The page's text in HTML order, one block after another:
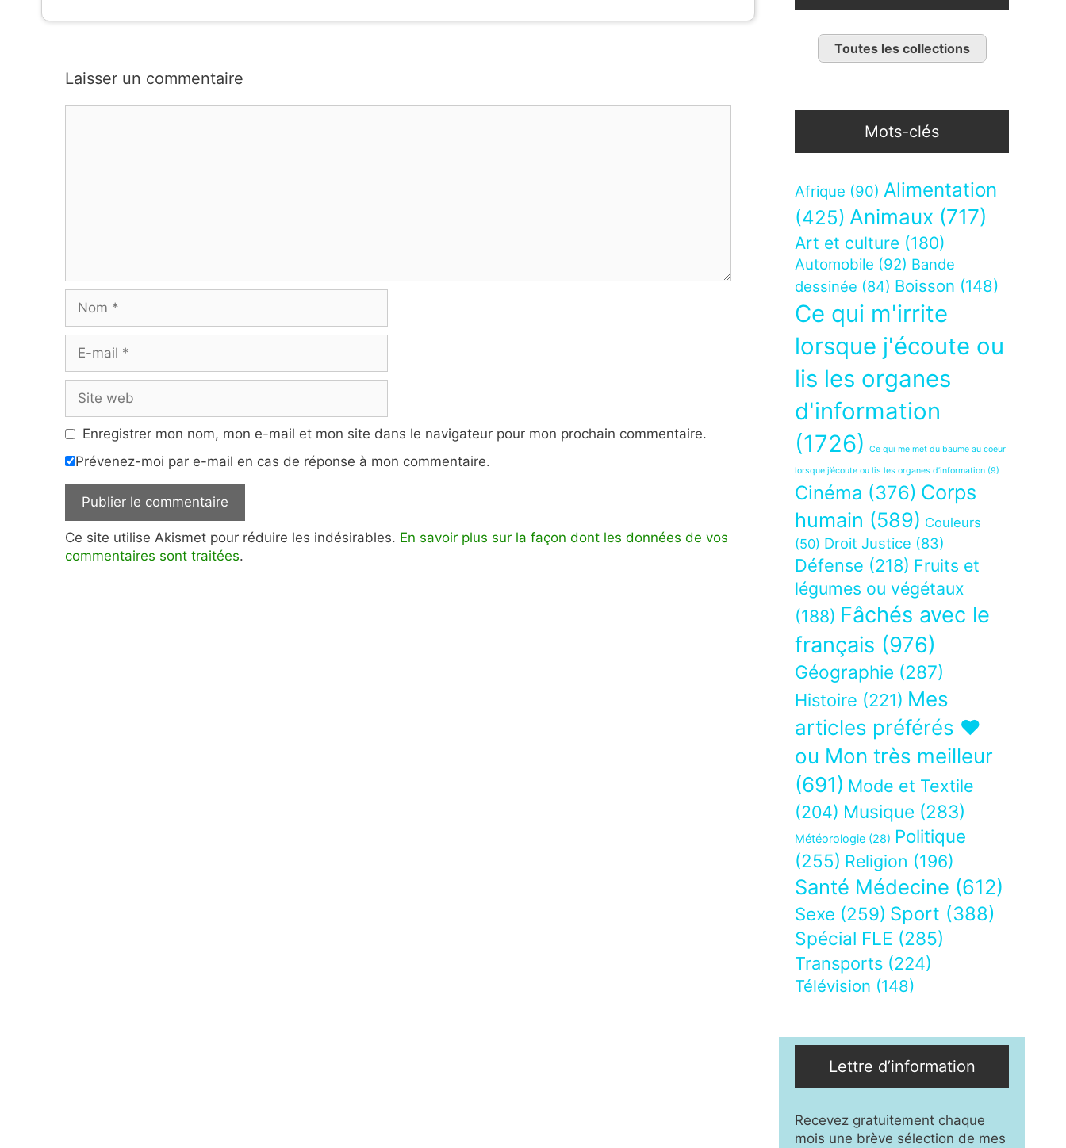
Laisser un commentaire
mail
web
Enregistrer mon nom, mon e-mail et mon site dans le navigateur pour mon prochain commentaire.
Prévenez-moi par e-mail en cas de réponse à mon commentaire.
Ce site utilise Akismet pour réduire les indésirables. En savoir plus sur la façon dont les données de vos
commentaires sont traitées.
Toutes les collections
Mots-clés
Afrique (90) Alimentation
(425) Animaux (717)
Art et culture (180)
Automobile (92) Bande
dessinée (84) Boisson (148)
Ce qui m'irrite
lorsque j'écoute ou
lis les organes
d'information
(1726)
Ce qui me met du baume au coeur
lorsque j’écoute ou lis les organes d’information (9)
Cinéma (376) Corps
humain (589) Couleurs
(50) Droit Justice (83)
Défense (218) Fruits et
légumes ou végétaux
(188) Fâchés avec le
français (976)
Géographie (287)
Histoire (221) Mes
articles préférés ❤
ou Mon très meilleur
(691) Mode et Textile
(204) Musique (283)
Météorologie (28) Politique
(255) Religion (196)
Santé Médecine (612)
Sexe (259) Sport (388)
Spécial FLE (285)
Transports (224)
Télévision (148)
Lettre d’information
Recevez gratuitement chaque
mois une brève sélection de mes